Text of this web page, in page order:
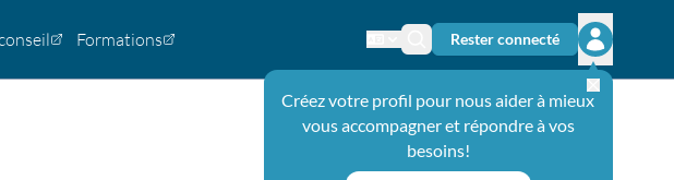
Formations Changer de langue
Icône de recherche
Rester connecté
Ouvrir le
Créez votre profil pour nous aider à mieux
vous accompagner et répondre à vos
besoins!